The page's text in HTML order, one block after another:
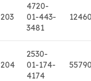
203
4720-
01-443-
3481
204
2530-
01-174-
4174